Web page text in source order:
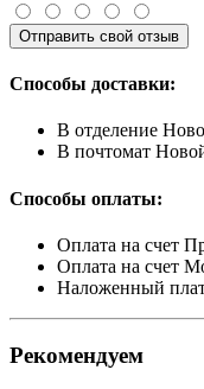
Отправить свой отзыв
Способы доставки:
В отделение
В почтомат
Способы оплаты:
Оплата на счет
Оплата на счет
Наложенный
Рекомендуем